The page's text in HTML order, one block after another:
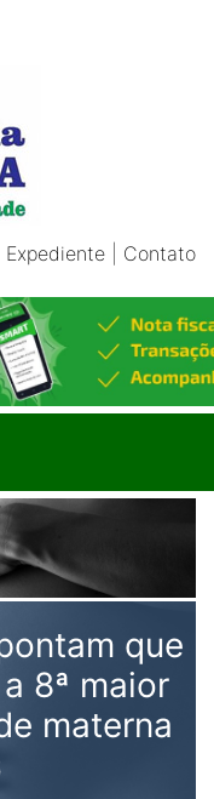
Expediente Contato
que
8ª maior
materna